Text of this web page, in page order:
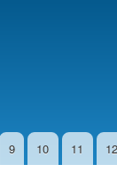
9 10 11 12